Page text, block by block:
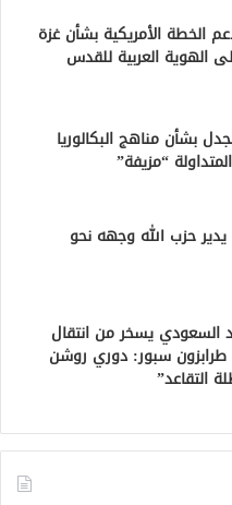
الخطة الأمريكية بشأن غزة
الهوية العربية للقدس
بشأن مناهج البكالوريا
“مزيفة”
حزب الله وجهه نحو
السعودي يسخر من انتقال
سبور: دوري روشن
التقاعد”